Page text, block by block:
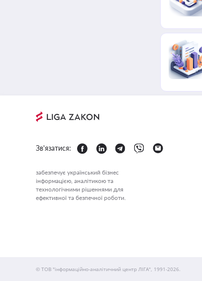
Зв'язатися:
забезпечує український бізнес
інформацією, аналітикою та
технологічними рішеннями для
ефективної та безпечної роботи.
© ТОВ "інформаційно-аналітичний центр ЛІГА", 1991-2026.